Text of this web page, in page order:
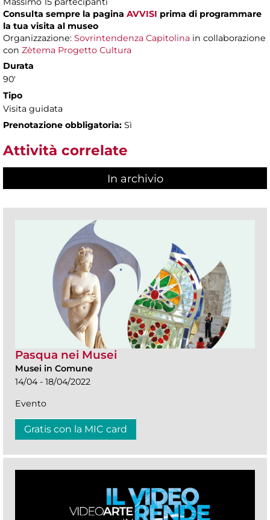
Consulta sempre la pagina AVVISI prima di programmare
la tua visita al museo
Organizzazione: Sovrintendenza Capitolina in collaborazione
con Zètema Progetto Cultura
Durata
90'
Tipo
Visita guidata
Prenotazione obbligatoria: Sì
Attività correlate
In archivio
Pasqua nei Musei
Musei in Comune
14/04 - 18/04/2022
Evento
Gratis con la MIC card